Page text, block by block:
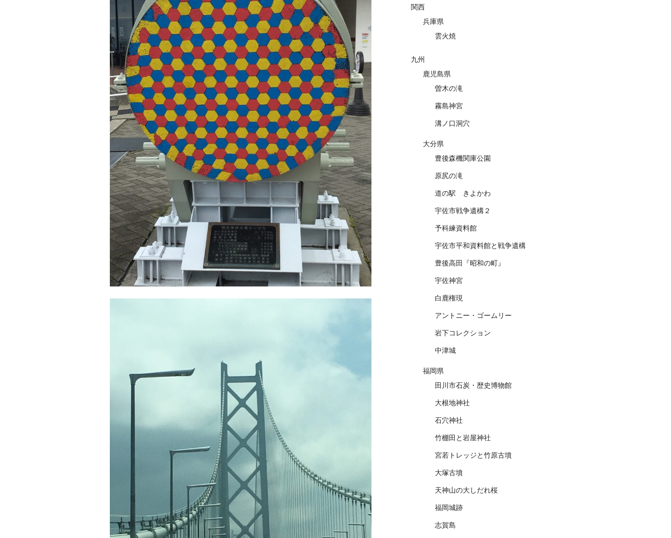
関西
兵庫県
雲火焼
九州
鹿児島県
曽木の滝
霧島神宮
溝ノ口洞穴
大分県
豊後森機関庫公園
原尻の滝
道の駅 きよかわ
宇佐市戦争遺構２
予科練資料館
宇佐市平和資料館と戦争遺構
豊後高田『昭和の町』
宇佐神宮
白鹿権現
アントニー・ゴームリー
岩下コレクション
中津城
福岡県
田川市石炭・歴史博物館
大根地神社
石穴神社
竹棚田と岩屋神社
宮若トレッジと竹原古墳
大塚古墳
天神山の大しだれ桜
福岡城跡
志賀島